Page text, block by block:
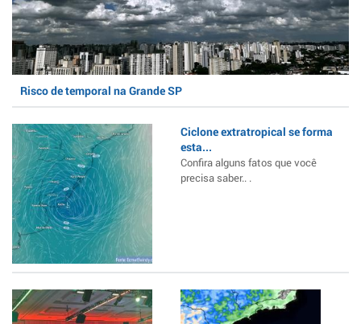
Risco de temporal na Grande SP
Ciclone extratropical se forma
esta...
Confira alguns fatos que você
precisa saber.. .